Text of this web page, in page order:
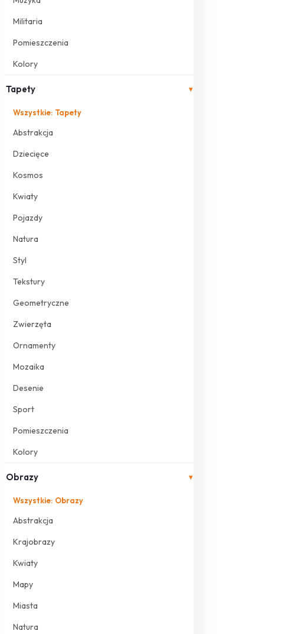
Militaria
Pomieszczenia
Kolory
Tapety ▾
Wszystkie: Tapety
Abstrakcja
Dziecięce
Kosmos
Kwiaty
Pojazdy
Natura
Styl
Tekstury
Geometryczne
Zwierzęta
Ornamenty
Mozaika
Desenie
Sport
Pomieszczenia
Kolory
Obrazy ▾
Wszystkie: Obrazy
Abstrakcja
Krajobrazy
Kwiaty
Mapy
Miasta
Natura